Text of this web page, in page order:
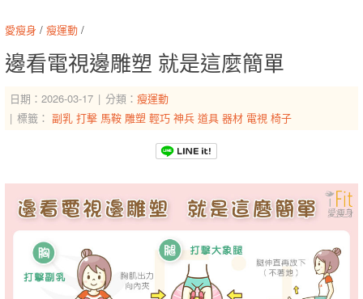
愛瘦身 / 瘦運動 /
邊看電視邊雕塑 就是這麼簡單
日期：2026-03-17 分類： 瘦運動
標籤： 副乳 打擊 馬鞍 雕塑 輕巧 神兵 道具 器材 電視 椅子